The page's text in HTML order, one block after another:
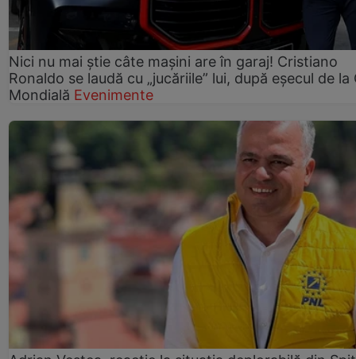
Nici nu mai știe câte mașini are în garaj! Cristiano
Ronaldo se laudă cu „jucăriile” lui, după eșecul de la
Mondială Evenimente